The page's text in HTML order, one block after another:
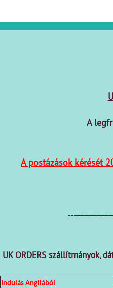
A
A postázások kérését
UK ORDERS szállítmányok,
Indulás Angliából